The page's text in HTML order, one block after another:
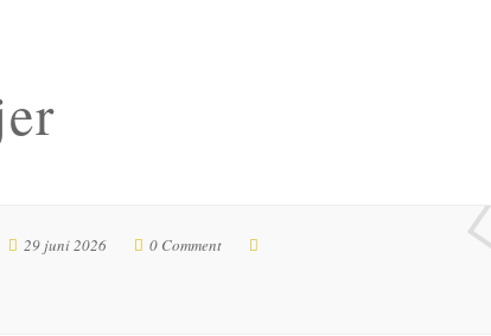
29 juni 2026 0 Comment